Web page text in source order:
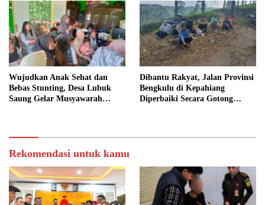
Wujudkan Anak Sehat dan
Bebas Stunting, Desa Lubuk
Saung Gelar Musyawarah
Dibantu Rakyat, Jalan Provinsi
Bengkulu di Kepahiang
Diperbaiki Secara Gotong
Rekomendasi untuk kamu